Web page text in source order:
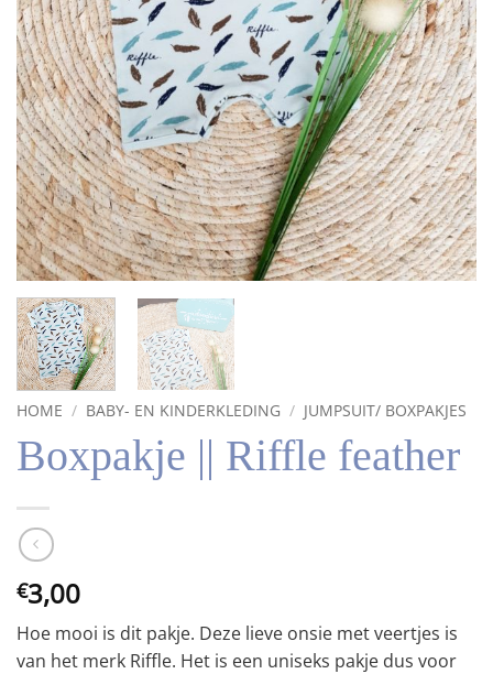
HOME / BABY- EN KINDERKLEDING / JUMPSUIT/ BOXPAKJES
Boxpakje || Riffle feather
€3,00
Hoe mooi is dit pakje. Deze lieve onsie met veertjes is
van het merk Riffle. Het is een uniseks pakje dus voor